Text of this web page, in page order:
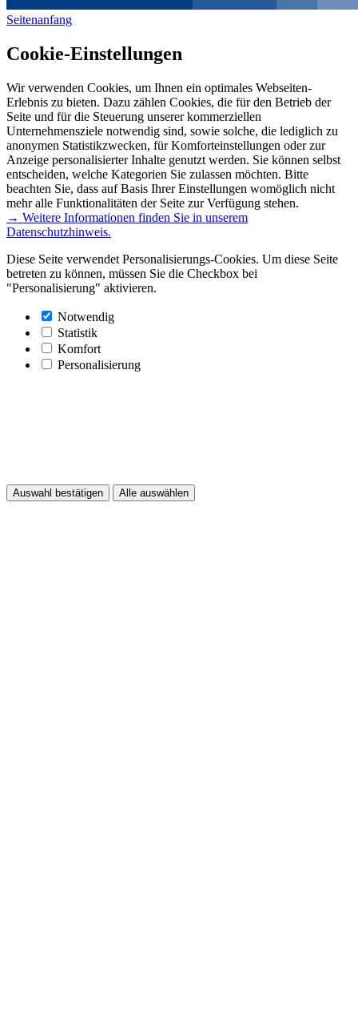
Seitenanfang
Cookie-Einstellungen
Wir verwenden Cookies, um Ihnen ein optimales Webseiten-
Erlebnis zu bieten. Dazu zählen Cookies, die für den Betrieb der
Seite und für die Steuerung unserer kommerziellen
Unternehmensziele notwendig sind, sowie solche, die lediglich zu
anonymen Statistikzwecken, für Komforteinstellungen oder zur
Anzeige personalisierter Inhalte genutzt werden. Sie können selbst
entscheiden, welche Kategorien Sie zulassen möchten. Bitte
beachten Sie, dass auf Basis Ihrer Einstellungen womöglich nicht
mehr alle Funktionalitäten der Seite zur Verfügung stehen.
→ Weitere Informationen finden Sie in unserem
Datenschutzhinweis.
Diese Seite verwendet Personalisierungs-Cookies. Um diese Seite
betreten zu können, müssen Sie die Checkbox bei
"Personalisierung" aktivieren.
Notwendig
Statistik
Komfort
Personalisierung
Auswahl bestätigen Alle auswählen